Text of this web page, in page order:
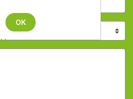
OK
Meer weten